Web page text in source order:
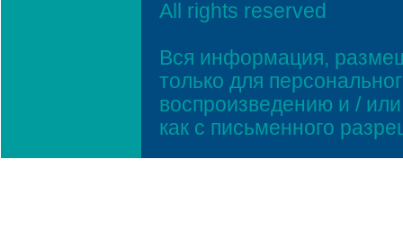
All rights reserved
Вся информация,
только для
воспроизведению и /
как с письменного